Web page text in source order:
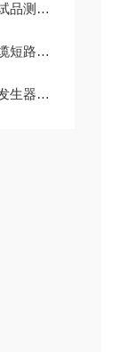
确做法
的处理
放电棒